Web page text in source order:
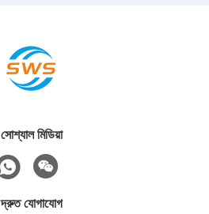
সোশ্যাল মিডিয়া
দ্রুত যোগাযোগ